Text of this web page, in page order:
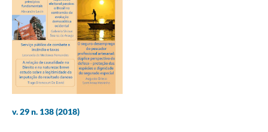
v. 29 n. 138 (2018)